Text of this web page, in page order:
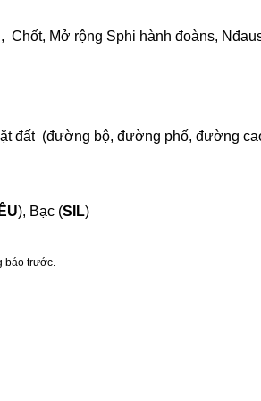
Chốt, Mở rộng Sphi hành đoàns, Nđau
đất (đường bộ, đường phố, đường
), Bạc (SIL)
báo trước.